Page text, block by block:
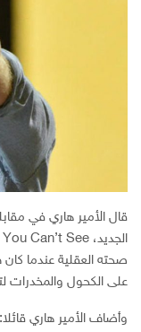
قال الأمير هاري في
صحته العقلية عندما كان
على الكحول والمخدرات
وأضاف الأمير هاري